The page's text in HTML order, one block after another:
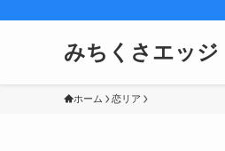
みちくさエッジ
ホーム 恋リア